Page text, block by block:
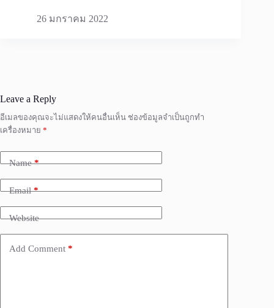
26 มกราคม 2022
Leave a Reply
อีเมลของคุณจะไม่แสดงให้คนอื่นเห็น ช่องข้อมูลจำเป็นถูกทำ
เครื่องหมาย *
Name*
Email*
Website
Add Comment *